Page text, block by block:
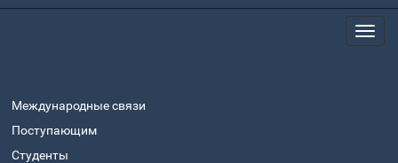
Международные связи
Поступающим
Студенты